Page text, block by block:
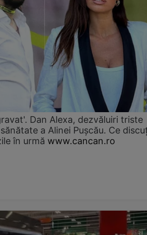
Dan Alexa, dezvăluiri triste
a Alinei Pușcău. Ce
în urmă www.cancan.ro